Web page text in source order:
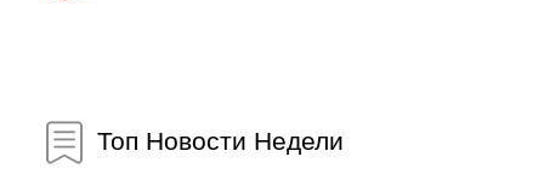
Топ Новости Недели